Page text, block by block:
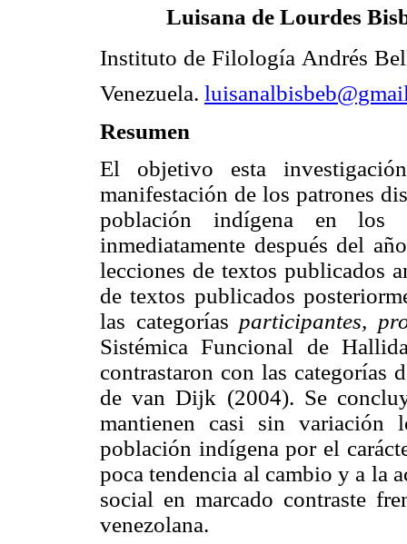
Luisana de Lourdes
Instituto de Filología Andrés
Venezuela.
Resumen
El objetivo esta
manifestación de los patrones
población indígena en los
inmediatamente después del
lecciones de textos publicados
de textos publicados
las categorías participantes,
Sistémica Funcional de
contrastaron con las categorías
de van Dijk (2004). Se
mantienen casi sin variación
población indígena por el
poca tendencia al cambio y a la
social en marcado contraste
venezolana.